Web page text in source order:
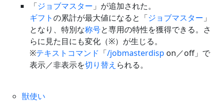
「ジョブマスター 」が追加された。
ギフトの累計が最大値になると「ジョブマスター 」
となり、特別な称号と専用の特性を獲得できる。さ
らに見た目にも変化（※）が生じる。
※テキストコマンド 「/jobmasterdisp on／off」で
表示／非表示を切り替え られる。
獣使い